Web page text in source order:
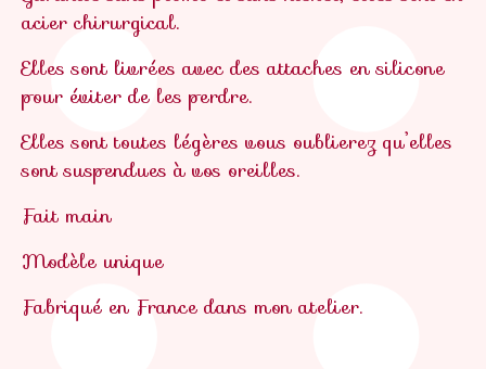
acier chirurgical.
Elles sont livrées avec des attaches en silicone
pour éviter de les perdre.
Elles sont toutes légères vous oublierez qu’elles
sont suspendues à vos oreilles.
Fait main
Modèle unique
Fabriqué en France dans mon atelier.